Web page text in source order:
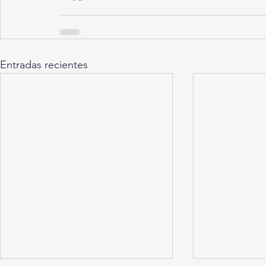
Entradas recientes